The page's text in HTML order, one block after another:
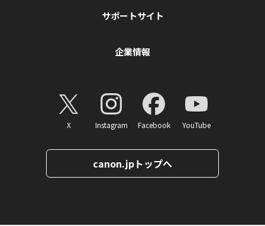
サポートサイト
企業情報
X Instagram Facebook YouTube
canon.jpトップへ